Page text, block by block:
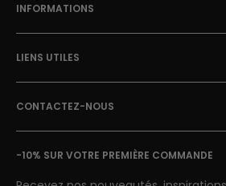
INFORMATIONS
À Propos
Blog Street Art
Politique de Retour
Mentions Légales & CGU
Conditions Générales de Vente
LIENS UTILES
FAQ
Avis clients
Suivi de colis
Nous contacter
CONTACTEZ-NOUS
E-mail: contact@street-art-
7 jours sur 7
Semaine : 9h-18h | Week-end 9h-12h
-10% SUR VOTRE PREMIÈRE COMMANDE